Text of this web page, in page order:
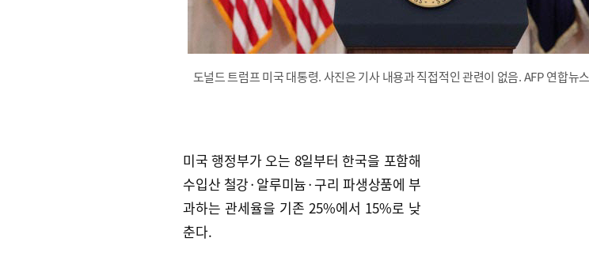
도널드 트럼프 미국 대통령. 사진은 기사 내용과 직접적인 관련이 없음. AFP 연합뉴스
미국 행정부가 오는 8일부터 한국을 포함해
수입산 철강·알루미늄·구리 파생상품에 부
과하는 관세율을 기존 25%에서 15%로 낮
춘다.